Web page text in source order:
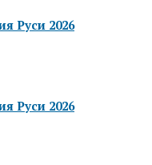
Руси 2026
Руси 2026